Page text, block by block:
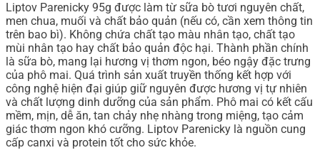
Liptov Parenicky 95g được làm từ sữa bò tươi nguyên chất,
men chua, muối và chất bảo quản (nếu có, cần xem thông tin
trên bao bì). Không chứa chất tạo màu nhân tạo, chất tạo
mùi nhân tạo hay chất bảo quản độc hại. Thành phần chính
là sữa bò, mang lại hương vị thơm ngon, béo ngậy đặc trưng
của phô mai. Quá trình sản xuất truyền thống kết hợp với
công nghệ hiện đại giúp giữ nguyên được hương vị tự nhiên
và chất lượng dinh dưỡng của sản phẩm. Phô mai có kết cấu
mềm, mịn, dễ ăn, tan chảy nhẹ nhàng trong miệng, tạo cảm
giác thơm ngon khó cưỡng. Liptov Parenicky là nguồn cung
cấp canxi và protein tốt cho sức khỏe.